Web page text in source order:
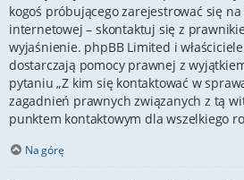
kogoś próbującego zarejestrować się
internetowej – skontaktuj się z
wyjaśnienie. phpBB Limited i
dostarczają pomocy prawnej z
pytaniu „Z kim się kontaktować w
zagadnień prawnych związanych z tą
punktem kontaktowym dla wszelkiego
Na górę